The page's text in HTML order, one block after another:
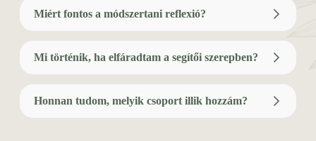
Miért fontos a módszertani reflexió?
miért
hogyan
Mi történik, ha elfáradtam a segítői szerepben?
Honnan tudom, melyik csoport illik hozzám?